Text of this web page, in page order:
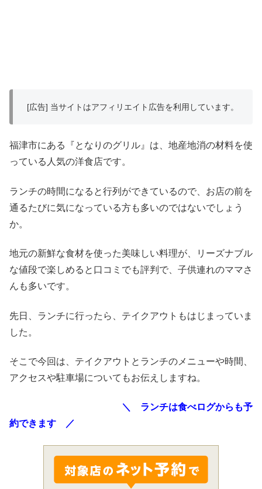
[広告] 当サイトはアフィリエイト広告を利用しています。
福津市にある『となりのグリル』は、地産地消の材料を使
っている人気の洋食店です。
ランチの時間になると行列ができているので、お店の前を
通るたびに気になっている方も多いのではないでしょう
か。
地元の新鮮な食材を使った美味しい料理が、リーズナブル
な値段で楽しめると口コミでも評判で、子供連れのママさ
んも多いです。
先日、ランチに行ったら、テイクアウトもはじまっていま
した。
そこで今回は、テイクアウトとランチのメニューや時間、
アクセスや駐車場についてもお伝えしますね。
＼ ランチは食べログからも予
約できます ／